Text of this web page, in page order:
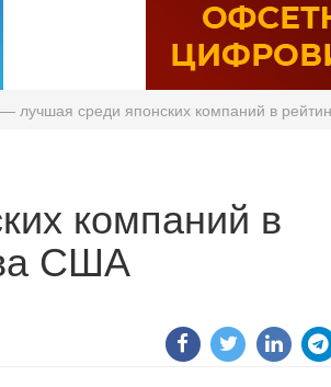
лучшая среди японских компаний в
компаний в
США